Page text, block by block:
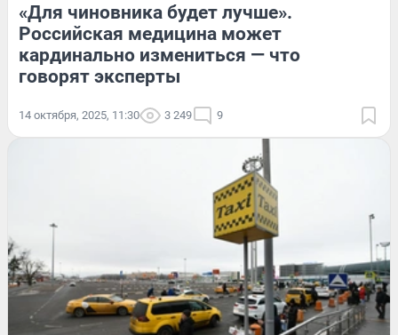
«Для чиновника будет лучше».
Российская медицина может
кардинально измениться — что
говорят эксперты
14 октября, 2025, 11:30 3 249 9